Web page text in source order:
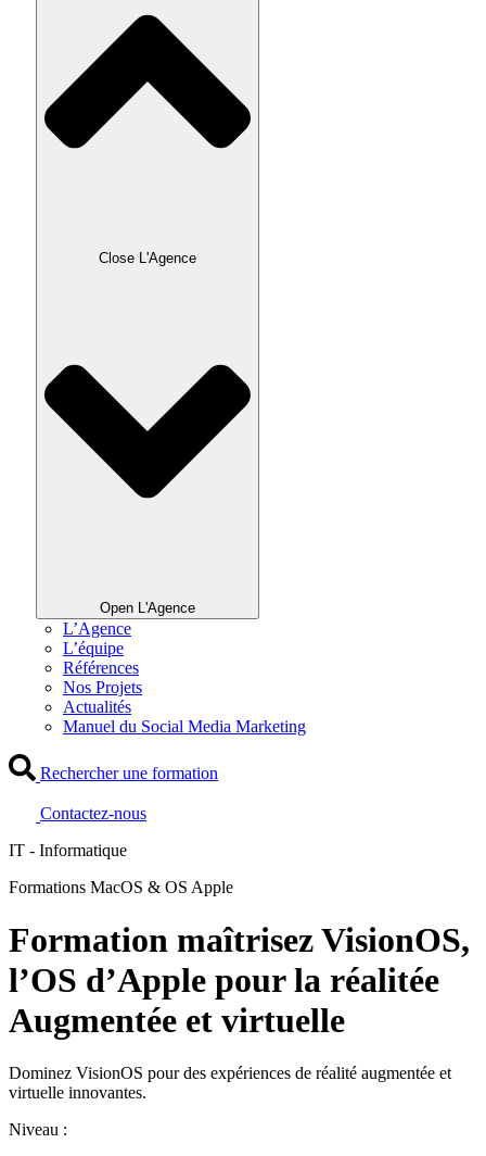
Close L'Agence
Open L'Agence
L’Agence
L’équipe
Références
Nos Projets
Actualités
Manuel du Social Media Marketing
Rechercher une formation
Contactez-nous
IT - Informatique
Formations MacOS & OS Apple
Formation maîtrisez VisionOS,
l’OS d’Apple pour la réalitée
Augmentée et virtuelle
Dominez VisionOS pour des expériences de réalité augmentée et
virtuelle innovantes.
Niveau :